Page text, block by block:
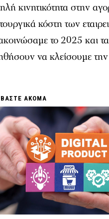
κινητικότητα στην
κόστη των
το 2025 και
να κλείσουμε
ΑΚΟΜΑ